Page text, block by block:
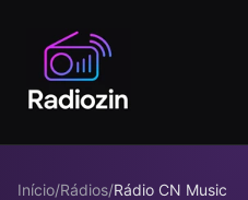
Início/Rádios/Rádio CN Music